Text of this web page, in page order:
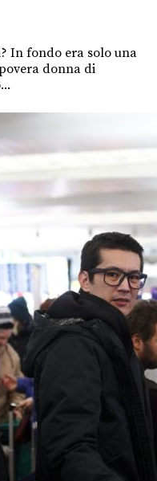
In fondo era solo una
donna di